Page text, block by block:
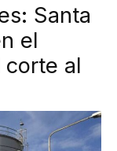
Santa
el
corte al